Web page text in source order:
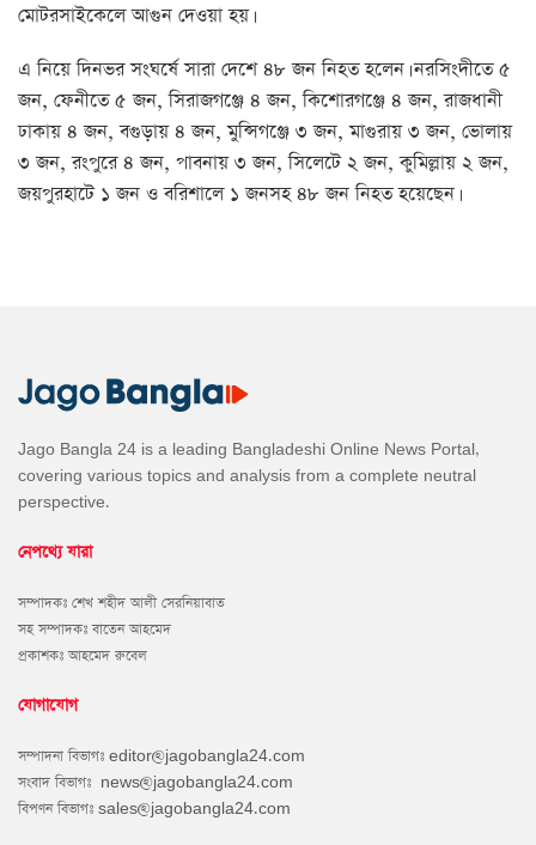
মোটরসাইকেলে আগুন দেওয়া হয়।
এ নিয়ে দিনভর সংঘর্ষে সারা দেশে ৪৮ জন নিহত হলেন। নরসিংদীতে ৫
জন, ফেনীতে ৫ জন, সিরাজগঞ্জে ৪ জন, কিশোরগঞ্জে ৪ জন, রাজধানী
ঢাকায় ৪ জন, বগুড়ায় ৪ জন, মুন্সিগঞ্জে ৩ জন, মাগুরায় ৩ জন, ভোলায়
৩ জন, রংপুরে ৪ জন, পাবনায় ৩ জন, সিলেটে ২ জন, কুমিল্লায় ২ জন,
জয়পুরহাটে ১ জন ও বরিশালে ১ জনসহ ৪৮ জন নিহত হয়েছেন।
Jago Bangla 24 is a leading Bangladeshi Online News Portal,
covering various topics and analysis from a complete neutral
perspective.
নেপথ্যে যারা
সম্পাদকঃ শেখ শহীদ আলী সেরনিয়াবাত
সহ সম্পাদকঃ বাতেন আহমেদ
প্রকাশকঃ আহমেদ রুবেল
যোগাযোগ
সম্পাদনা বিভাগঃ editor@jagobangla24.com
সংবাদ বিভাগঃ news@jagobangla24.com
বিপণন বিভাগঃ sales@jagobangla24.com